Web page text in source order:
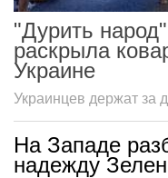
"Дурить
раскрыла
Украине
Украинцев держат за
На Западе
надежду